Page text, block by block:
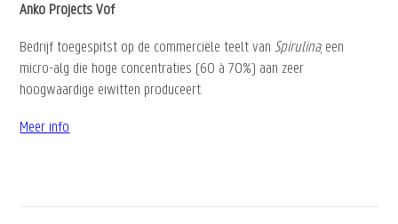
Anko Projects Vof
Bedrijf toegespitst op de commerciële teelt vanSpirulina, een
micro-alg die hoge concentraties (60 à 70%) aan zeer
hoogwaardige eiwitten produceert.
Meer info